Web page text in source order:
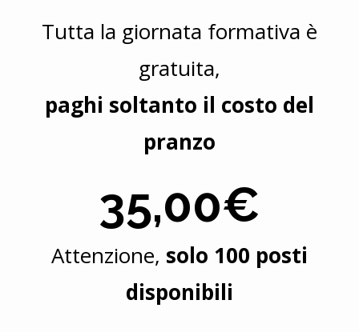
Tutta la giornata formativa è
gratuita,
paghi soltanto il costo del
pranzo
35,00€
Attenzione, solo 100 posti
disponibili